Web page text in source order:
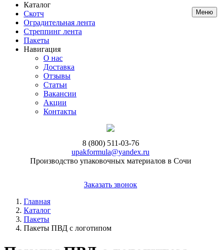
Меню
Каталог
Скотч
Оградительная лента
Стреппинг лента
Пакеты
Навигация
О нас
Доставка
Отзывы
Статьи
Вакансии
Акции
Контакты
8 (800) 511-03-76
upakformula@yandex.ru
Производство упаковочных материалов в Сочи
Заказать звонок
Главная
Каталог
Пакеты
Пакеты ПВД с логотипом